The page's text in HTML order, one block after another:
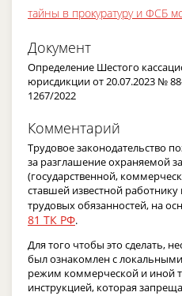
тайны в прокуратуру и ФСБ
Документ
Определение Шестого
юрисдикции от 20.07.2023 №
1267/2022
Комментарий
Трудовое законодательство
за разглашение охраняемой
(государственной,
ставшей известной
трудовых обязанностей, на
81 ТК РФ.
Для того чтобы это сделать,
был ознакомлен с
режим коммерческой и иной
инструкцией, которая